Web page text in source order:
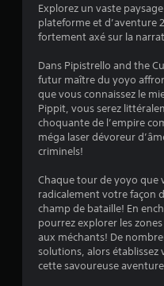
Explorez un vaste
plateforme et d’aventure
fortement axé sur la
Dans Pipistrello and the
futur maître du yoyo
que vous connaissez le
Pippit, vous serez
choquante de l’empire
méga laser dévoreur
criminels!
Chaque tour de yoyo que
radicalement votre façon
champ de bataille! En
pourrez explorer les
aux méchants! De
solutions, alors établissez
cette savoureuse